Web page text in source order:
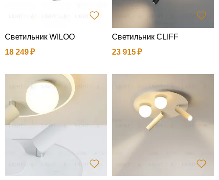
Светильник WILOO
18 249
Светильник CLIFF
23 915